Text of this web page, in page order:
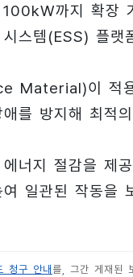
까지 확장
스템(ESS) 플랫
이 적용
를 방지해 최적
너지 절감을 제
일관된 작동을
청구 안내 를, 그간 게재된